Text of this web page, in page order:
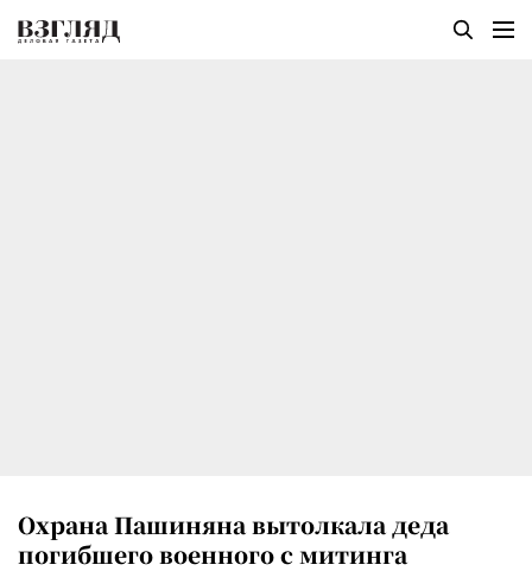
Охрана Пашиняна вытолкала деда
погибшего военного с митинга